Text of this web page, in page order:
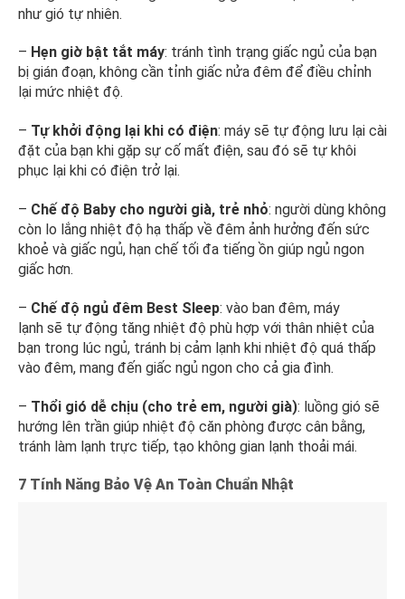
như gió tự nhiên.
– Hẹn giờ bật tắt máy: tránh tình trạng giấc ngủ của bạn
bị gián đoạn, không cần tỉnh giấc nửa đêm để điều chỉnh
lại mức nhiệt độ.
– Tự khởi động lại khi có điện: máy sẽ tự động lưu lại cài
đặt của bạn khi gặp sự cố mất điện, sau đó sẽ tự khôi
phục lại khi có điện trở lại.
– Chế độ Baby cho người già, trẻ nhỏ: người dùng không
còn lo lắng nhiệt độ hạ thấp về đêm ảnh hưởng đến sức
khoẻ và giấc ngủ, hạn chế tối đa tiếng ồn giúp ngủ ngon
giấc hơn.
– Chế độ ngủ đêm Best Sleep: vào ban đêm, máy
lạnh sẽ tự động tăng nhiệt độ phù hợp với thân nhiệt của
bạn trong lúc ngủ, tránh bị cảm lạnh khi nhiệt độ quá thấp
vào đêm, mang đến giấc ngủ ngon cho cả gia đình.
– Thổi gió dễ chịu (cho trẻ em, người già): luồng gió sẽ
hướng lên trần giúp nhiệt độ căn phòng được cân bằng,
tránh làm lạnh trực tiếp, tạo không gian lạnh thoải mái.
7 Tính Năng Bảo Vệ An Toàn Chuẩn Nhật